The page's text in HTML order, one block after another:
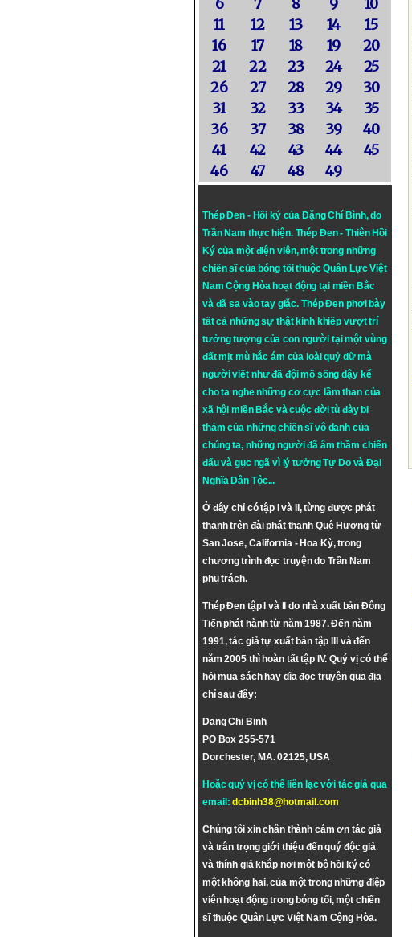
6
7 8 9
10
11
12 13 14
15
16
17 18 19
20
21
22 23 24
25
26
27 28 29
30
31
32 33 34
35
36
37 38 39
40
41
42 43 44
45
46
47 48 49
Thép Đen - Hồi ký của Đặng Chí Bình, do
Trần Nam thực hiện. Thép Đen- Thiên Hồi
Ký của một điện viên, một trong những
chiến sĩ của bóng tối thuộc Quân Lực Việt
Nam Cộng Hòa hoạt động tại miền Bắc
và đã sa vào tay giặc. Thép Đen phơi bày
tất cả những sự thật kinh khiếp vượt trí
tưởng tượng của con người tại một vùng
đất mịt mù hắc ám của loài quỷ dữ mà
người viết như đã đội mồ sống dậy kể
cho ta nghe những cơ cực lầm than của
xã hội miền Bắc và cuộc đời tù đày bi
thảm của những chiến sĩ vô danh của
chúng ta, những người đã âm thầm chiến
đấu và gục ngã vì lý tưởngTự DovàĐại
Nghĩa Dân Tộc...
Ở đây chỉ có tập I và II, từng được phát
thanh trên đài phát thanh Quê Hương từ
San Jose, California - Hoa Kỳ, trong
chương trình đọc truyện do Trần Nam
phụ trách.
Thép Đen tập I và II do nhà xuất bản Đông
Tiến phát hành từ năm 1987. Đến năm
1991, tác giả tự xuất bản tập III và đến
năm 2005 thì hoàn tất tập IV. Quý vị có thể
hỏi mua sách hay dĩa đọc truyện qua địa
chỉ sau đây:
Dang Chi Binh
PO Box 255-571
Dorchester, MA. 02125, USA
Hoặc quý vị có thể liên lạc với tác giả qua
email:dcbinh38@hotmail.com
Chúng tôi xin chân thành cám ơn tác giả
và trân trọng giới thiệu đến quý độc giả
và thính giả khắp nơi một bộ hồi ký có
một không hai, của một trong những điệp
viên hoạt động trong bóng tối, một chiến
sĩ thuộc Quân Lực Việt Nam Cộng Hòa.